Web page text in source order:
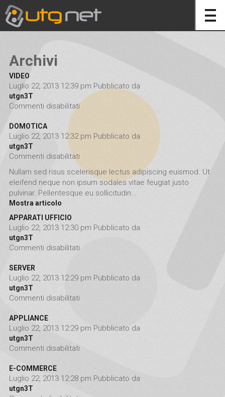
Archivi
VIDEO
Luglio 22, 2013 12:39 pm Pubblicato da
utgn3T
Commenti disabilitatisu VIDEO
DOMOTICA
Luglio 22, 2013 12:32 pm Pubblicato da
utgn3T
Commenti disabilitati
Nullam sed risus scelerisque lectus adipiscing euismod. Ut
eleifend neque non ipsum sodales vitae feugiat justo
pulvinar. Pellentesque eu sollicitudin...
Mostra articolo
APPARATI UFFICIO
Luglio 22, 2013 12:30 pm Pubblicato da
utgn3T
Commenti disabilitati
SERVER
Luglio 22, 2013 12:29 pm Pubblicato da
utgn3T
Commenti disabilitati
APPLIANCE
Luglio 22, 2013 12:29 pm Pubblicato da
utgn3T
Commenti disabilitati
E-COMMERCE
Luglio 22, 2013 12:28 pm Pubblicato da
utgn3T